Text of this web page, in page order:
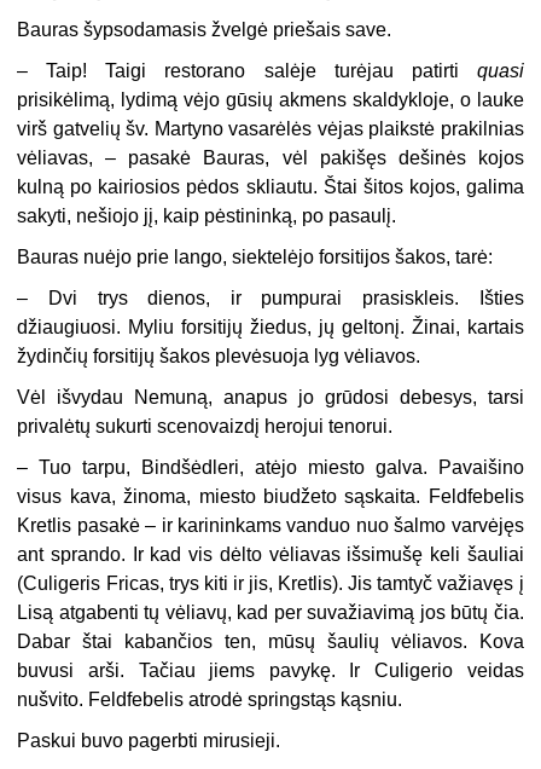
Bauras šypsodamasis žvelgė priešais save.
– Taip! Taigi restorano salėje turėjau patirti quasi
prisikėlimą, lydimą vėjo gūsių akmens skaldykloje, o lauke
virš gatvelių šv. Martyno vasarėlės vėjas plaikstė prakilnias
vėliavas, – pasakė Bauras, vėl pakišęs dešinės kojos
kulną po kairiosios pėdos skliautu. Štai šitos kojos, galima
sakyti, nešiojo jį, kaip pėstininką, po pasaulį.
Bauras nuėjo prie lango, siektelėjo forsitijos šakos, tarė:
– Dvi trys dienos, ir pumpurai prasiskleis. Išties
džiaugiuosi. Myliu forsitijų žiedus, jų geltonį. Žinai, kartais
žydinčių forsitijų šakos plevėsuoja lyg vėliavos.
Vėl išvydau Nemuną, anapus jo grūdosi debesys, tarsi
privalėtų sukurti scenovaizdį herojui tenorui.
– Tuo tarpu, Bindšėdleri, atėjo miesto galva. Pavaišino
visus kava, žinoma, miesto biudžeto sąskaita. Feldfebelis
Kretlis pasakė – ir karininkams vanduo nuo šalmo varvėjęs
ant sprando. Ir kad vis dėlto vėliavas išsimušę keli šauliai
(Culigeris Fricas, trys kiti ir jis, Kretlis). Jis tamtyč važiavęs į
Lisą atgabenti tų vėliavų, kad per suvažiavimą jos būtų čia.
Dabar štai kabančios ten, mūsų šaulių vėliavos. Kova
buvusi arši. Tačiau jiems pavykę. Ir Culigerio veidas
nušvito. Feldfebelis atrodė springstąs kąsniu.
Paskui buvo pagerbti mirusieji.